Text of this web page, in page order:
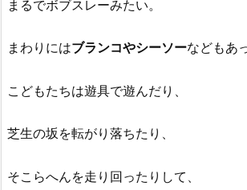
まるでボブスレーみたい。
まわりにはブランコやシーソーなどもあ
こどもたちは遊具で遊んだり、
芝生の坂を転がり落ちたり、
そこらへんを走り回ったりして、